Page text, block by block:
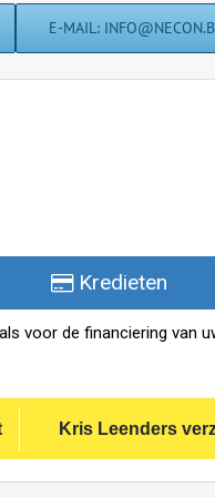
E-MAIL:
Kredieten
voor de financiering van
Kris Leenders